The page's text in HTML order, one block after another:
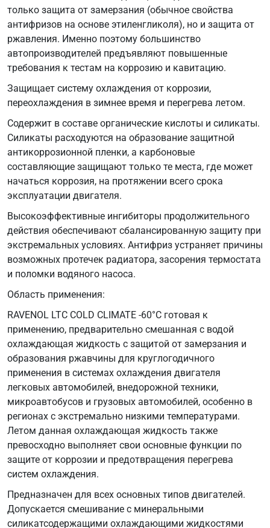
774-
J
только защита от замерзания (обычное свойства
антифризов на основе этиленгликоля), но и защита от
ржавления. Именно поэтому большинство
автопроизводителей предъявляют повышенные
требования к тестам на коррозию и кавитацию.
Защищает систему охлаждения от коррозии,
переохлаждения в зимнее время и перегрева летом.
Содержит в составе органические кислоты и силикаты.
Силикаты расходуются на образование защитной
антикоррозионной пленки, а карбоновые
составляющие защищают только те места, где может
начаться коррозия, на протяжении всего срока
эксплуатации двигателя.
Высокоэффективные ингибиторы продолжительного
действия обеспечивают сбалансированную защиту при
экстремальных условиях. Антифриз устраняет причины
возможных протечек радиатора, засорения термостата
и поломки водяного насоса.
Область применения:
RAVENOL LTC COLD CLIMATE -60°C готовая к
применению, предварительно смешанная с водой
охлаждающая жидкость с защитой от замерзания и
образования ржавчины для круглогодичного
применения в системах охлаждения двигателя
легковых автомобилей, внедорожной техники,
микроавтобусов и грузовых автомобилей, особенно в
регионах с экстремально низкими температурами.
Летом данная охлаждающая жидкость также
превосходно выполняет свои основные функции по
защите от коррозии и предотвращения перегрева
систем охлаждения.
Предназначен для всех основных типов двигателей.
Допускается смешивание с минеральными
силикатсодержащими охлаждающими жидкостями